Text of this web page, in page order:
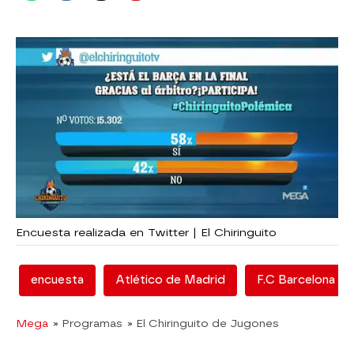
Encuesta realizada en Twitter | El Chiringuito
encuesta Atlético de Madrid F.C Barcelona
Mega » Programas » El Chiringuito de Jugones